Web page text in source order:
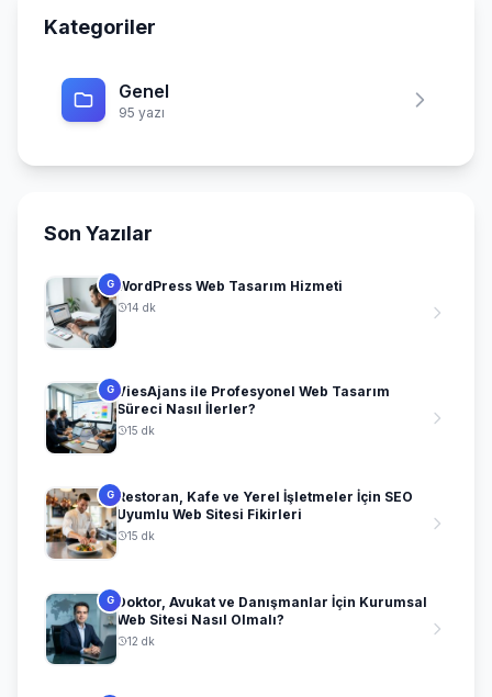
Kategoriler
Genel
95 yazı
Son Yazılar
G WordPress Web Tasarım Hizmeti
14 dk
G ViesAjans ile Profesyonel Web Tasarım
Süreci Nasıl İlerler?
15 dk
G Restoran, Kafe ve Yerel İşletmeler İçin SEO
Uyumlu Web Sitesi Fikirleri
15 dk
G Doktor, Avukat ve Danışmanlar İçin Kurumsal
Web Sitesi Nasıl Olmalı?
12 dk